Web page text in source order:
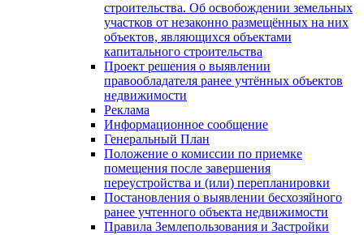
строительства. Об освобождении земельных
участков от незаконно размещённых на них
объектов, являющихся объектами
капитального строительства
Проект решения о выявлении
правообладателя ранее учтённых объектов
недвижимости
Реклама
Информационное сообщение
Генеральный План
Положение о комиссии по приемке
помещения после завершения
переустройства и (или) перепланировки
Постановления о выявлении бесхозяйного
ранее учтенного объекта недвижимости
Правила Землепользования и Застройки